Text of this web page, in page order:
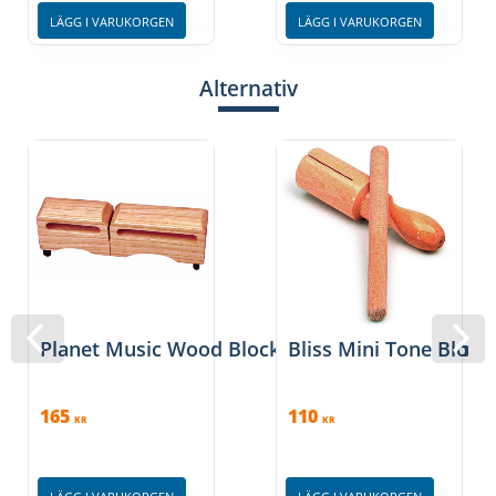
LÄGG I VARUKORGEN LÄGG I VARUKORGEN
Alternativ
Planet Music Wood Block Double 7″ inkl. klubba
165 KR
Bliss Mini Tone Block
110 KR